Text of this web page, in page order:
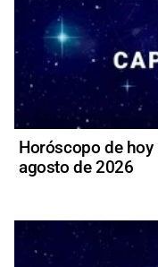
Horóscopo de
agosto de 2026